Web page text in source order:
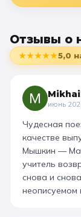
Отзывы о
★★★★★5,0
июнь
Чудесная
качестве
Мышкин —
учитель
снова и
неописуемом